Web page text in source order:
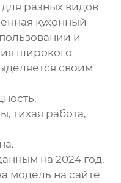
разных видов
кухонный
и
широкого
своим
тихая работа,
на 2024 год,
модель на сайте